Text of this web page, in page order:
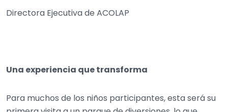
Directora Ejecutiva de ACOLAP
Una experiencia que transforma
Para muchos de los niños participantes, esta será su